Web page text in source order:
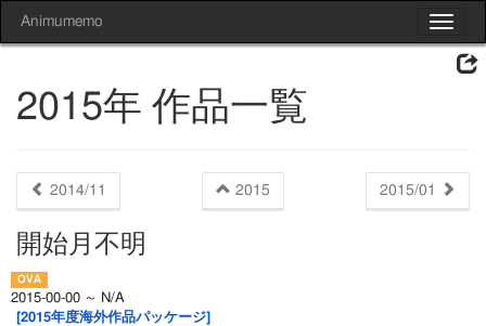
Toggle
Animumemo
2015年 作品一覧
2014/11 2015 2015/01
開始月不明
2015-00-00 ～ N/A
[2015年度海外作品パッケージ]